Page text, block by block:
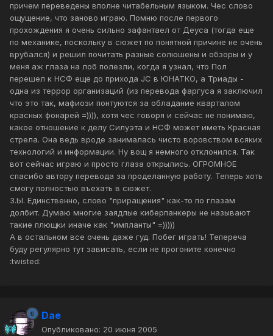
причем переведены вполне читабельным языком. Чес слово
ощущение, что заново играю. Помню после первого
прохождения я очень сильно зафантаел от Деуса (тогда еще
по механике, поскольку в сюжет по понятной причине не очень
врубался) и решил почитать разные солюшены и обзоры и у
меня аж глаза на лоб полезли, когда я узнал, что Пол
перешел к НСФ еще до прихода JC в ЮНАТКО, а Триады -
одна из террор организаций (из перевода фаргуса я заключил
что это так, мафиози понтуются за обладание кварталом
красных фонарей =)))), хотя чес говоря и сейчас не понимаю,
какое отношение к делу Силуэта и НСФ может иметь Красная
стрела. Она ведь вроде занималась чисто воровством всяких
технологий и информации. Ну вощ я немного отклонился. Так
вот сейчас играю и просто глаза открылись. ОГРОМНОЕ
спасибо автору перевода за проделанную работу. Теперь хоть
смогу полностью въехать в сюжет.
З.Ы. Единственно, слово "приращения" как-то по глазам
долбит. Думаю многие заядлые киберпанкеры не называют
такие плющки иначе как "импланты" =)))))
А в остальном все очень даже гуд. Побег играть! Тепереча
буду регулярно тут зависать, если не прогоните конечно
:twisted:
Dae
Опубликовано: 20 июня 2005